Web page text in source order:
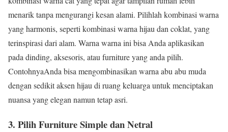
menarik tanpa mengurangi kesan alami. Pilihlah kombinasi warna
yang harmonis, seperti kombinasi warna hijau dan coklat, yang
terinspirasi dari alam. Warna warna ini bisa Anda aplikasikan
pada dinding, aksesoris, atau furniture yang anda pilih.
ContohnyaAnda bisa mengombinasikan warna abu abu muda
dengan sedikit aksen hijau di ruang keluarga untuk menciptakan
nuansa yang elegan namun tetap asri.
3. Pilih Furniture Simple dan Netral